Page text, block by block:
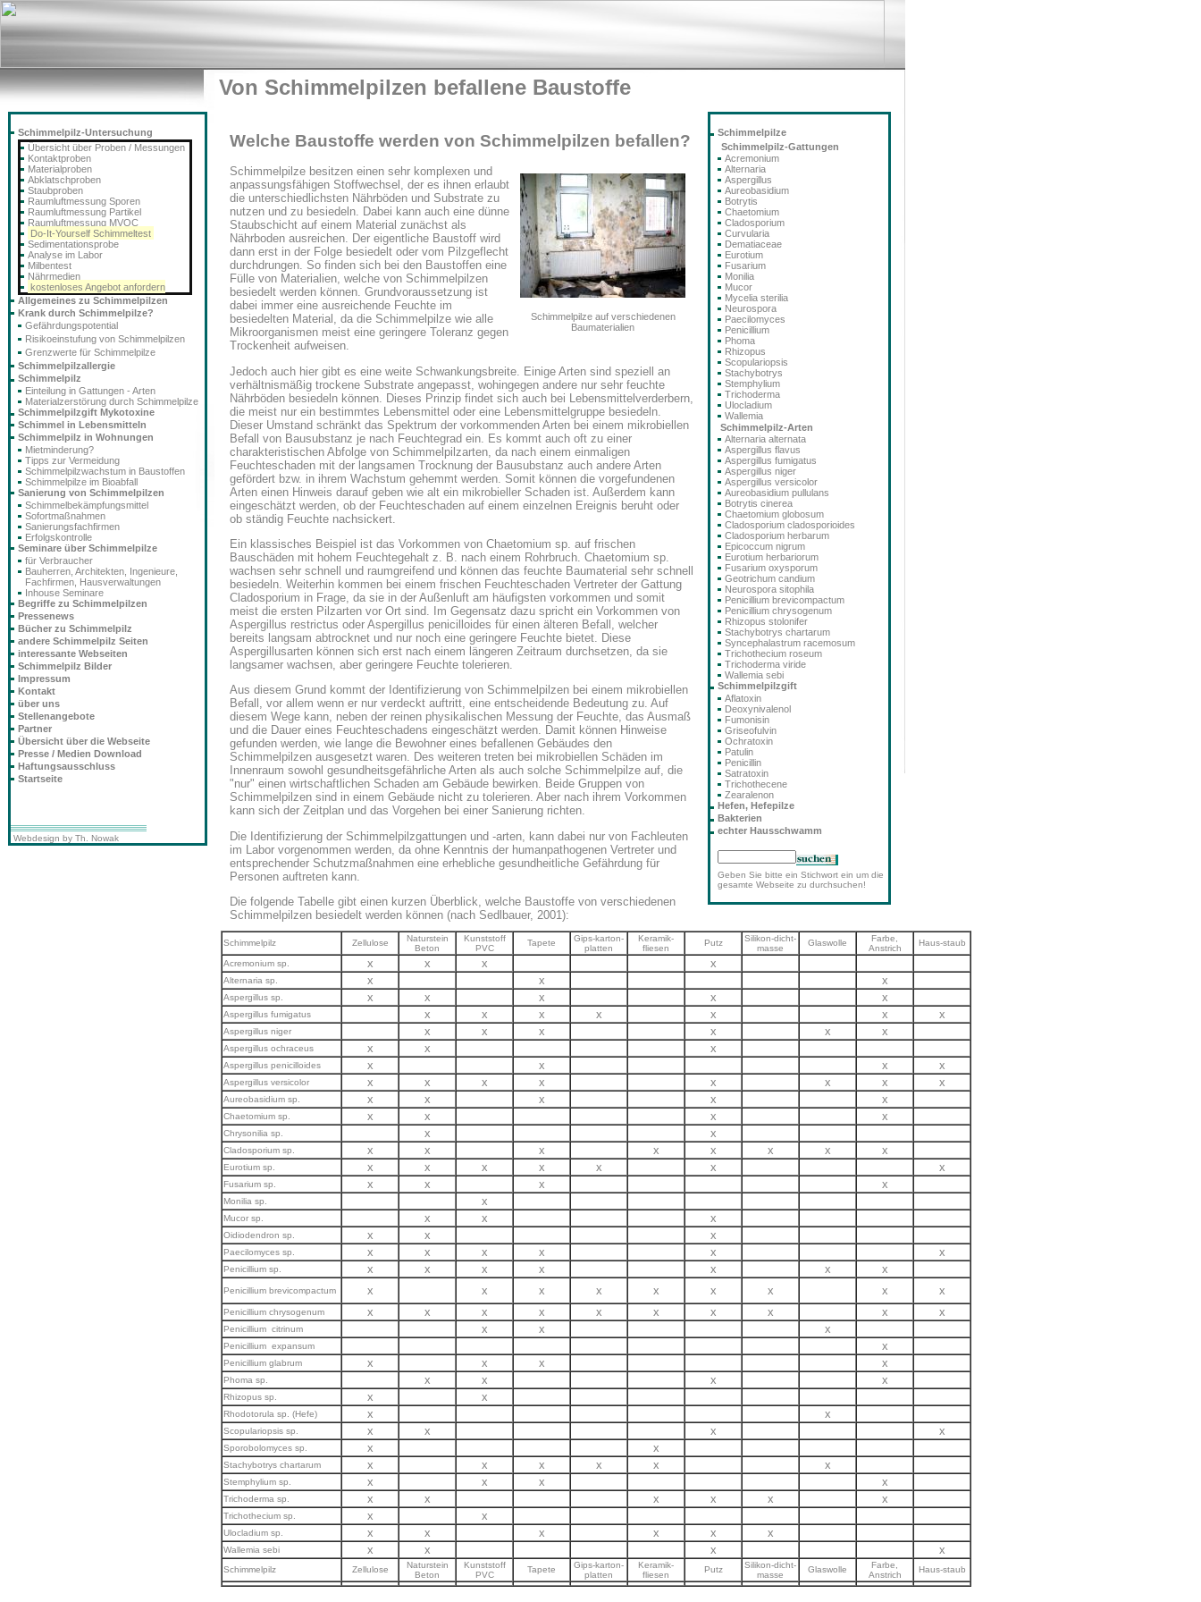
Von Schimmelpilzen befallene Baustoffe
Welche Baustoffe werden von Schimmelpilzen befallen?
Schimmelpilze auf verschiedenen
Baumaterialien
Schimmelpilze besitzen einen sehr komplexen und
anpassungsfähigen Stoffwechsel, der es ihnen erlaubt
die unterschiedlichsten Nährböden und Substrate zu
nutzen und zu besiedeln. Dabei kann auch eine dünne
Staubschicht auf einem Material zunächst als
Nährboden ausreichen. Der eigentliche Baustoff wird
dann erst in der Folge besiedelt oder vom Pilzgeflecht
durchdrungen. So finden sich bei den Baustoffen eine
Fülle von Materialien, welche von Schimmelpilzen
besiedelt werden können. Grundvoraussetzung ist
dabei immer eine ausreichende Feuchte im
besiedelten Material, da die Schimmelpilze wie alle
Mikroorganismen meist eine geringere Toleranz gegen
Trockenheit aufweisen.
Jedoch auch hier gibt es eine weite Schwankungsbreite. Einige Arten sind speziell an
verhältnismäßig trockene Substrate angepasst, wohingegen andere nur sehr feuchte
Nährböden besiedeln können. Dieses Prinzip findet sich auch bei Lebensmittelverderbern,
die meist nur ein bestimmtes Lebensmittel oder eine Lebensmittelgruppe besiedeln.
Dieser Umstand schränkt das Spektrum der vorkommenden Arten bei einem mikrobiellen
Befall von Bausubstanz je nach Feuchtegrad ein. Es kommt auch oft zu einer
charakteristischen Abfolge von Schimmelpilzarten, da nach einem einmaligen
Feuchteschaden mit der langsamen Trocknung der Bausubstanz auch andere Arten
gefördert bzw. in ihrem Wachstum gehemmt werden. Somit können die vorgefundenen
Arten einen Hinweis darauf geben wie alt ein mikrobieller Schaden ist. Außerdem kann
eingeschätzt werden, ob der Feuchteschaden auf einem einzelnen Ereignis beruht oder
ob ständig Feuchte nachsickert.
Ein klassisches Beispiel ist das Vorkommen von Chaetomium sp. auf frischen
Bauschäden mit hohem Feuchtegehalt z. B. nach einem Rohrbruch. Chaetomium sp.
wachsen sehr schnell und raumgreifend und können das feuchte Baumaterial sehr schnell
besiedeln. Weiterhin kommen bei einem frischen Feuchteschaden Vertreter der Gattung
Cladosporium in Frage, da sie in der Außenluft am häufigsten vorkommen und somit
meist die ersten Pilzarten vor Ort sind. Im Gegensatz dazu spricht ein Vorkommen von
Aspergillus restrictus oder Aspergillus penicilloides für einen älteren Befall, welcher
bereits langsam abtrocknet und nur noch eine geringere Feuchte bietet. Diese
Aspergillusarten können sich erst nach einem längeren Zeitraum durchsetzen, da sie
langsamer wachsen, aber geringere Feuchte tolerieren.
Aus diesem Grund kommt der Identifizierung von Schimmelpilzen bei einem mikrobiellen
Befall, vor allem wenn er nur verdeckt auftritt, eine entscheidende Bedeutung zu. Auf
diesem Wege kann, neben der reinen physikalischen Messung der Feuchte, das Ausmaß
und die Dauer eines Feuchteschadens eingeschätzt werden. Damit können Hinweise
gefunden werden, wie lange die Bewohner eines befallenen Gebäudes den
Schimmelpilzen ausgesetzt waren. Des weiteren treten bei mikrobiellen Schäden im
Innenraum sowohl gesundheitsgefährliche Arten als auch solche Schimmelpilze auf, die
"nur" einen wirtschaftlichen Schaden am Gebäude bewirken. Beide Gruppen von
Schimmelpilzen sind in einem Gebäude nicht zu tolerieren. Aber nach ihrem Vorkommen
kann sich der Zeitplan und das Vorgehen bei einer Sanierung richten.
Die Identifizierung der Schimmelpilzgattungen und -arten, kann dabei nur von Fachleuten
im Labor vorgenommen werden, da ohne Kenntnis der humanpathogenen Vertreter und
entsprechender Schutzmaßnahmen eine erhebliche gesundheitliche Gefährdung für
Personen auftreten kann.
Die folgende Tabelle gibt einen kurzen Überblick, welche Baustoffe von verschiedenen
Schimmelpilzen besiedelt werden können (nach Sedlbauer, 2001):
Schimmelpilz Zellulose
Naturstein
Beton
Kunststoff
PVC
Tapete
Gips-karton-
platten
Keramik-
fliesen
Putz
Silikon-dicht-
masse
Glaswolle
Farbe,
Anstrich
Haus-staub
Acremonium sp. x x x x
Alternaria sp. x x x
Aspergillus sp. x x x x x
Aspergillus fumigatus x x x x x x x
Aspergillus niger x x x x x x
Aspergillus ochraceus x x x
Aspergillus penicilloides x x x x
Aspergillus versicolor x x x x x x x x
Aureobasidium sp. x x x x x
Chaetomium sp. x x x x
Chrysonilia sp. x x
Cladosporium sp. x x x x x x x x
Eurotium sp. x x x x x x x
Fusarium sp. x x x x
Monilia sp. x
Mucor sp. x x x
Oidiodendron sp. x x x
Paecilomyces sp. x x x x x x
Penicillium sp. x x x x x x x
Penicillium brevicompactum x x x x x x x x x
Penicillium chrysogenum x x x x x x x x x x
Penicillium citrinum x x x
Penicillium expansum x
Penicillium glabrum x x x x
Phoma sp. x x x x
Rhizopus sp. x x
Rhodotorula sp. (Hefe) x x
Scopulariopsis sp. x x x x
Sporobolomyces sp. x x
Stachybotrys chartarum x x x x x x
Stemphylium sp. x x x x
Trichoderma sp. x x x x x x
Trichothecium sp. x x
Ulocladium sp. x x x x x x
Wallemia sebi x x x x
Schimmelpilz Zellulose
Naturstein
Beton
Kunststoff
PVC
Tapete
Gips-karton-
platten
Keramik-
fliesen
Putz
Silikon-dicht-
masse
Glaswolle
Farbe,
Anstrich
Haus-staub
Schimmelpilz-Untersuchung
Übersicht über Proben / Messungen
Kontaktproben
Materialproben
Abklatschproben
Staubproben
Raumluftmessung Sporen
Raumluftmessung Partikel
Raumluftmessung MVOC
Do-It-Yourself Schimmeltest
Sedimentationsprobe
Analyse im Labor
Milbentest
Nährmedien
kostenloses Angebot anfordern
Allgemeines zu Schimmelpilzen
Krank durch Schimmelpilze?
Gefährdungspotential
Risikoeinstufung von Schimmelpilzen
Grenzwerte für Schimmelpilze
Schimmelpilzallergie
Schimmelpilz
Einteilung in Gattungen - Arten
Materialzerstörung durch Schimmelpilze
Schimmelpilzgift Mykotoxine
Schimmel in Lebensmitteln
Schimmelpilz in Wohnungen
Mietminderung?
Tipps zur Vermeidung
Schimmelpilzwachstum in Baustoffen
Schimmelpilze im Bioabfall
Sanierung von Schimmelpilzen
Schimmelbekämpfungsmittel
Sofortmaßnahmen
Sanierungsfachfirmen
Erfolgskontrolle
Seminare über Schimmelpilze
für Verbraucher
Bauherren, Architekten, Ingenieure,
Fachfirmen, Hausverwaltungen
Inhouse Seminare
Begriffe zu Schimmelpilzen
Pressenews
Bücher zu Schimmelpilz
andere Schimmelpilz Seiten
interessante Webseiten
Schimmelpilz Bilder
Impressum
Kontakt
über uns
Stellenangebote
Partner
Übersicht über die Webseite
Presse / Medien Download
Haftungsausschluss
Startseite
Webdesign by Th. Nowak
Schimmelpilze
Schimmelpilz-Gattungen
Acremonium
Alternaria
Aspergillus
Aureobasidium
Botrytis
Chaetomium
Cladosporium
Curvularia
Dematiaceae
Eurotium
Fusarium
Monilia
Mucor
Mycelia sterilia
Neurospora
Paecilomyces
Penicillium
Phoma
Rhizopus
Scopulariopsis
Stachybotrys
Stemphylium
Trichoderma
Ulocladium
Wallemia
Schimmelpilz-Arten
Alternaria alternata
Aspergillus flavus
Aspergillus fumigatus
Aspergillus niger
Aspergillus versicolor
Aureobasidium pullulans
Botrytis cinerea
Chaetomium globosum
Cladosporium cladosporioides
Cladosporium herbarum
Epicoccum nigrum
Eurotium herbariorum
Fusarium oxysporum
Geotrichum candium
Neurospora sitophila
Penicillium brevicompactum
Penicillium chrysogenum
Rhizopus stolonifer
Stachybotrys chartarum
Syncephalastrum racemosum
Trichothecium roseum
Trichoderma viride
Wallemia sebi
Schimmelpilzgift
Aflatoxin
Deoxynivalenol
Fumonisin
Griseofulvin
Ochratoxin
Patulin
Penicillin
Satratoxin
Trichothecene
Zearalenon
Hefen, Hefepilze
Bakterien
echter Hausschwamm
Geben Sie bitte ein Stichwort ein um die
gesamte Webseite zu durchsuchen!